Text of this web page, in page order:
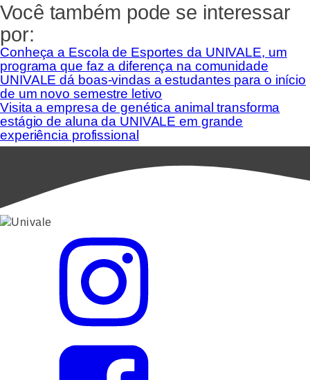
Você também pode se interessar
por:
Conheça a Escola de Esportes da UNIVALE, um
programa que faz a diferença na comunidade
UNIVALE dá boas-vindas a estudantes para o início
de um novo semestre letivo
Visita a empresa de genética animal transforma
estágio de aluna da UNIVALE em grande
experiência profissional